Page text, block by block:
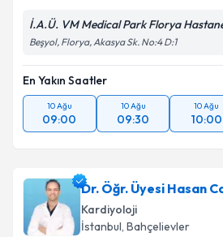
İ.A.Ü. VM Medical Park Florya
Beşyol, Florya, Akasya Sk. No:4 D:1
En Yakın Saatler
10 Ağu
09:00
10 Ağu
09:30
10 Ağu
10:00
Dr. Öğr. Üyesi Hasan
Kardiyoloji
İstanbul, Bahçelievler